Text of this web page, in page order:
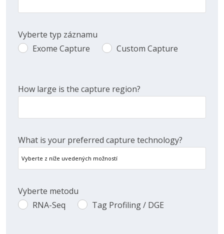
Vyberte typ záznamu
ExomeExome Capture
CustomCustom Capture
How large is the capture region?
What is your preferred capture technology?
Vyberte metodu
RNA-RNA-Seq
Tag Tag Profiling / DGE